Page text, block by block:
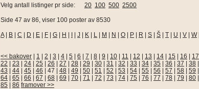
Velg antall listinger pr side: 20 100 500 2500
Side 47 av 86, viser 100 poster av 8530
A| B C D E F G H J K L M N O P R S Š T U V W|
<< bakover 1 2 3 4 5 6 7 8 9 10 11 12 13 14 15 16 17
22
23 24 25 26 27 28 29 30 31 32 33 34 35 36 37 38
43
44 45 46 47 48 49 50 51 52 53 54 55 56 57 58 59
64
65 66 67 68 69 70 71 72 73 74 75 76 77 78 79 80
85
86 framover >>